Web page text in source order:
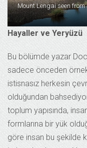
Mount Lengai seen
Hayaller ve Yeryüzü
Bu bölümde yazar
sadece önceden
istisnasız herkesin
olduğundan
toplum yapısında,
formlarına bir yük
göre insan bu şekilde